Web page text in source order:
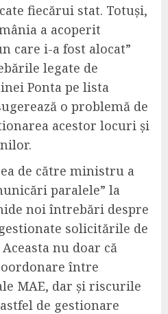
fiecărui stat. Totuși,
a acoperit
care i-a fost alocat”
legate de
Ponta pe lista
o problemă de
acestor locuri și
de către ministru a
paralele” la
noi întrebări despre
solicitările de
nu doar că
între
MAE, dar și riscurile
de gestionare